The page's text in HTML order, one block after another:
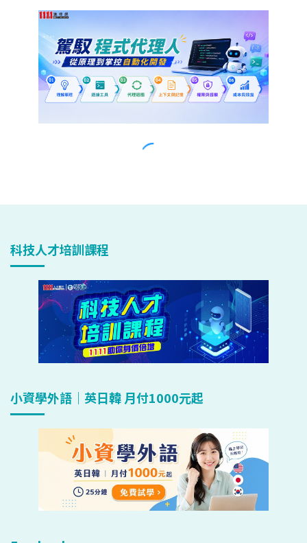
科技人才培訓課程
小資學外語｜英日韓 月付1000元起